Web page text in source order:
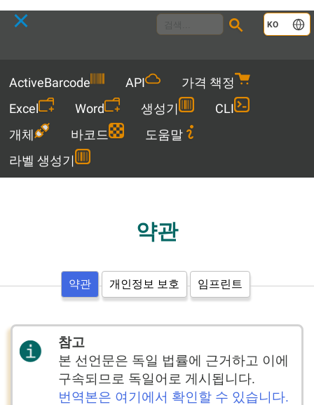
KO
ActiveBarcode API
가격 책정
Excel
Word 생성기
CLI
개체
바코드
도움말
라벨 생성기
약관
약관 개인정보 보호 임프린트
참고
본 선언문은 독일 법률에 근거하고 이에
구속되므로 독일어로 게시됩니다.
번역본은 여기에서 확인할 수 있습니다.